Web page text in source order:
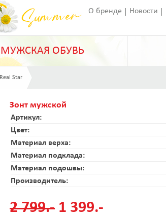
О бренде Новости
МУЖСКАЯ ОБУВЬ
Real Star
Зонт мужской
Артикул:
Цвет:
Материал верха:
Материал подклада:
Материал подошвы:
Производитель:
2 799.- 1 399.-